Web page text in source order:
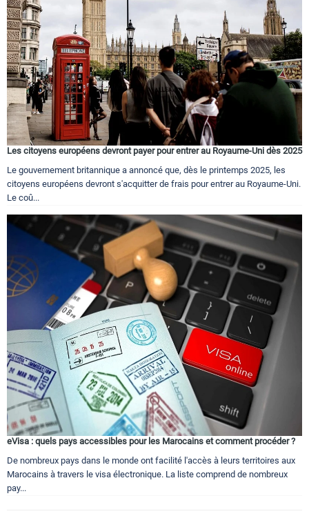
Circuits touristiques
Tourisme
Régions
Hotels
Contact
Les citoyens européens devront payer pour entrer au Royaume-Uni dès 2025
Le gouvernement britannique a annoncé que, dès le printemps 2025, les
citoyens européens devront s'acquitter de frais pour entrer au Royaume-Uni.
Le coû...
eVisa : quels pays accessibles pour les Marocains et comment procéder ?
De nombreux pays dans le monde ont facilité l'accès à leurs territoires aux
Marocains à travers le visa électronique. La liste comprend de nombreux
pay...